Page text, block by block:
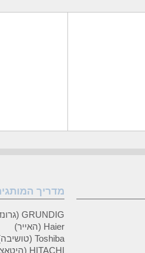
מדריך
GRUNDIG (גרונדיג)
Haier (האייר)
Toshiba (טושיבה)
HITACHI (היטאצ'י)